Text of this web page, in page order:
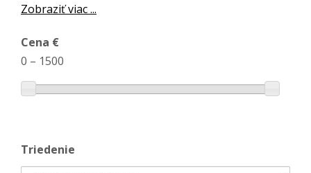
Zobraziť viac ...
Cena €
0 – 1500
Triedenie